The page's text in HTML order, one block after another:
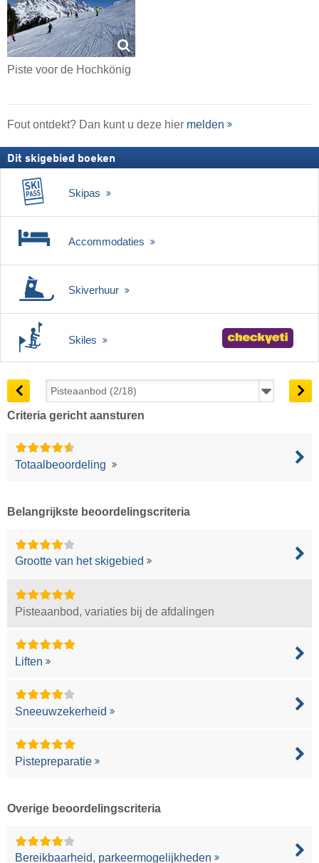
Piste voor de Hochkönig
Fout ontdekt? Dan kunt u deze hier melden
Dit skigebied boeken
Skipas
Accommodaties
Skiverhuur
Skiles
Criteria gericht aansturen
Totaalbeoordeling
Belangrijkste beoordelingscriteria
Grootte van het skigebied
Pisteaanbod, variaties bij de afdalingen
Liften
Sneeuwzekerheid
Pistepreparatie
Overige beoordelingscriteria
Bereikbaarheid, parkeermogelijkheden